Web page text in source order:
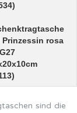
Prinzessin rosa
sind die